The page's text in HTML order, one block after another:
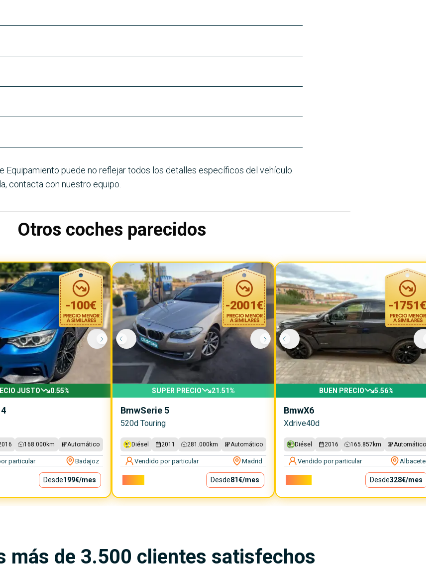
Equipamiento puede no reflejar todos los detalles específicos del vehículo.
contacta con nuestro equipo.
Otros coches parecidos
-100€
JUSTO 0.55%
168.000 km Automático
particular Badajoz
Desde199€/mes
-2001€
SUPER PRECIO 21.51%
BmwSerie 5
520d Touring
Diésel 2011 281.000 km Automático
Vendido por particular Madrid
Desde81€/mes
-1751€
BUEN PRECIO 5.56%
BmwX6
Xdrive40d
Diésel 2016 165.857 km Automático
Vendido por particular Albacete
Desde328€/mes
más de 3.500 clientes satisfechos